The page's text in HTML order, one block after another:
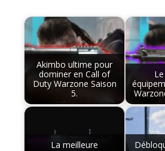
Akimbo ultime pour
dominer en Call of
Duty Warzone Saison
5.
La meilleure